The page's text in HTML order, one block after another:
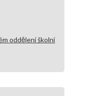
oddělení školní